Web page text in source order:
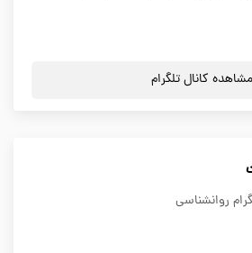
مشاهده کانال تلگرام
روانشناسی